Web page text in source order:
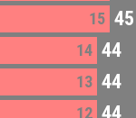
15 45
14 44
13 44
12 44